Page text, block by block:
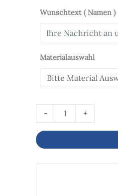
Wunschtext ( Namen )
Materialauswahl
- +